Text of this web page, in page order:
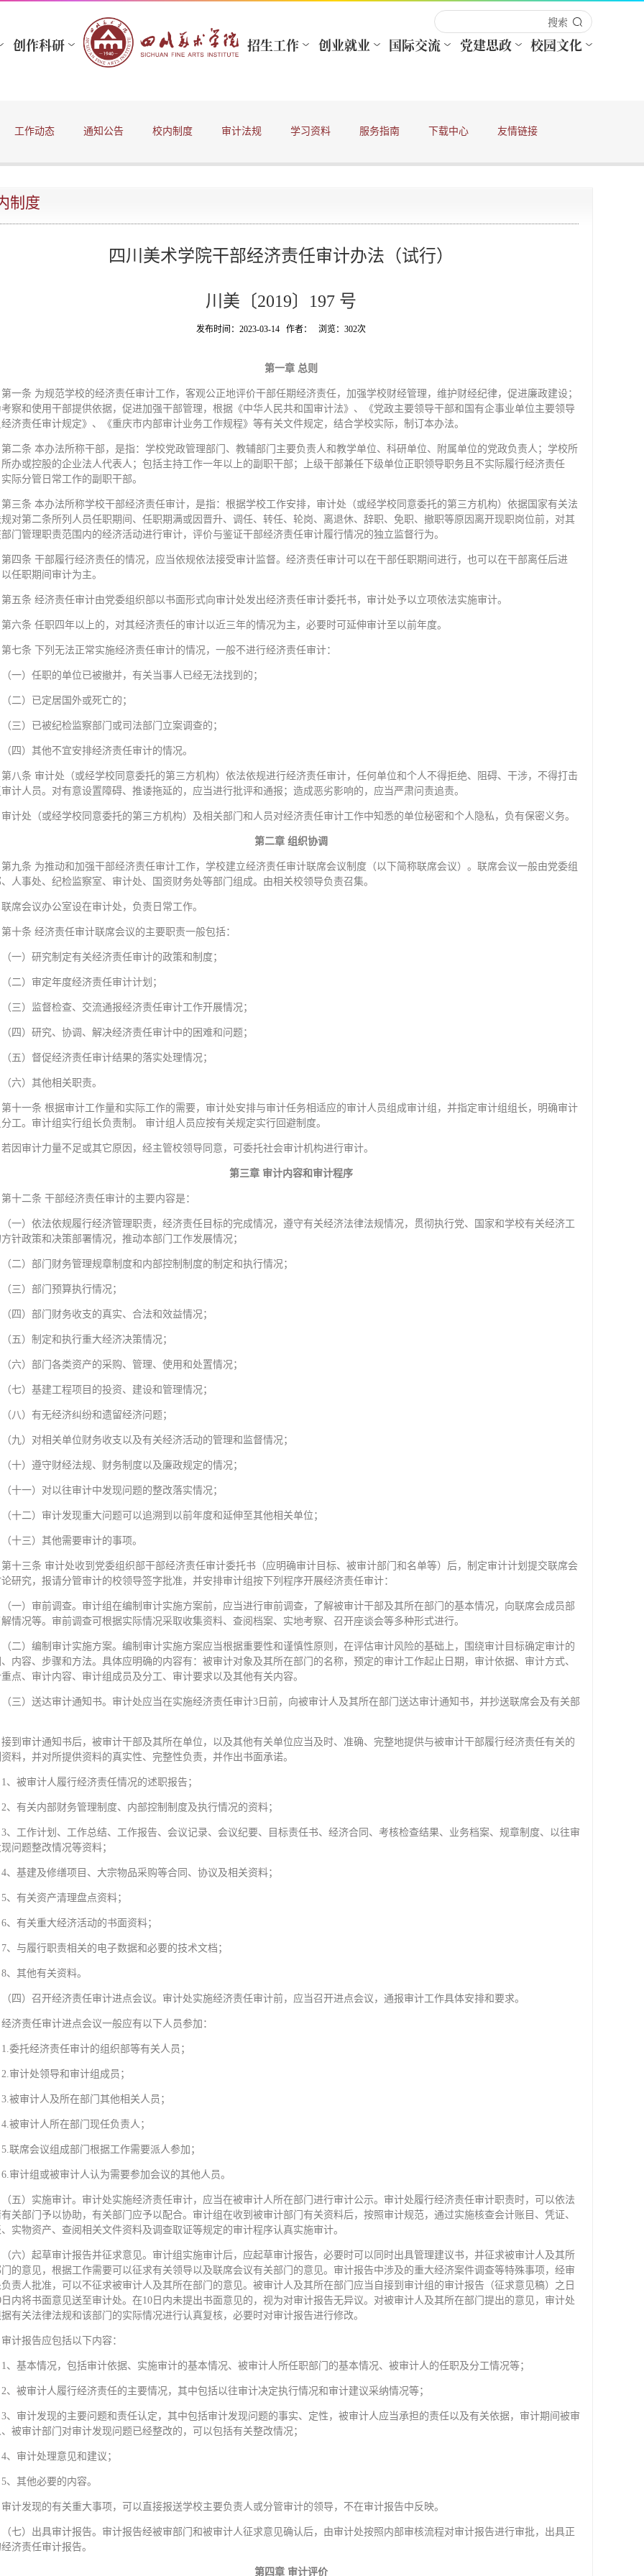
工作动态 通知公告 校内制度 审计法规 学习资料 服务指南 下载中心 友情链接
制度
四川美术学院干部经济责任审计办法（试行）
川美〔2019〕197 号
发布时间：2023-03-14 作者： 浏览： 302次
第一章 总则
第一条 为规范学校的经济责任审计工作，客观公正地评价干部任期经济责任，加强学校财经管理，维护财经纪律，促进廉政建设；
察和使用干部提供依据，促进加强干部管理，根据《中华人民共和国审计法》、《党政主要领导干部和国有企事业单位主要领导
济责任审计规定》、《重庆市内部审计业务工作规程》等有关文件规定，结合学校实际，制订本办法。
第二条 本办法所称干部，是指：学校党政管理部门、教辅部门主要负责人和教学单位、科研单位、附属单位的党政负责人；学校所
办或控股的企业法人代表人；包括主持工作一年以上的副职干部；上级干部兼任下级单位正职领导职务且不实际履行经济责任
际分管日常工作的副职干部。
第三条 本办法所称学校干部经济责任审计，是指：根据学校工作安排，审计处（或经学校同意委托的第三方机构）依据国家有关法
对第二条所列人员任职期间、任职期满或因晋升、调任、转任、轮岗、离退休、辞职、免职、撤职等原因离开现职岗位前，对其
门管理职责范围内的经济活动进行审计，评价与鉴证干部经济责任审计履行情况的独立监督行为。
第四条 干部履行经济责任的情况，应当依规依法接受审计监督。经济责任审计可以在干部任职期间进行，也可以在干部离任后进
任职期间审计为主。
第五条 经济责任审计由党委组织部以书面形式向审计处发出经济责任审计委托书，审计处予以立项依法实施审计。
第六条 任职四年以上的，对其经济责任的审计以近三年的情况为主，必要时可延伸审计至以前年度。
第七条 下列无法正常实施经济责任审计的情况，一般不进行经济责任审计：
（一）任职的单位已被撤并，有关当事人已经无法找到的；
（二）已定居国外或死亡的；
（三）已被纪检监察部门或司法部门立案调查的；
（四）其他不宜安排经济责任审计的情况。
第八条 审计处（或经学校同意委托的第三方机构）依法依规进行经济责任审计，任何单位和个人不得拒绝、阻碍、干涉，不得打击
计人员。对有意设置障碍、推诿拖延的，应当进行批评和通报；造成恶劣影响的，应当严肃问责追责。
审计处（或经学校同意委托的第三方机构）及相关部门和人员对经济责任审计工作中知悉的单位秘密和个人隐私，负有保密义务。
第二章 组织协调
第九条 为推动和加强干部经济责任审计工作，学校建立经济责任审计联席会议制度（以下简称联席会议）。联席会议一般由党委组
人事处、纪检监察室、审计处、国资财务处等部门组成。由相关校领导负责召集。
联席会议办公室设在审计处，负责日常工作。
第十条 经济责任审计联席会议的主要职责一般包括：
（一）研究制定有关经济责任审计的政策和制度；
（二）审定年度经济责任审计计划；
（三）监督检查、交流通报经济责任审计工作开展情况；
（四）研究、协调、解决经济责任审计中的困难和问题；
（五）督促经济责任审计结果的落实处理情况；
（六）其他相关职责。
第十一条 根据审计工作量和实际工作的需要，审计处安排与审计任务相适应的审计人员组成审计组，并指定审计组组长，明确审计
工。审计组实行组长负责制。 审计组人员应按有关规定实行回避制度。
若因审计力量不足或其它原因，经主管校领导同意，可委托社会审计机构进行审计。
第三章 审计内容和审计程序
第十二条 干部经济责任审计的主要内容是：
（一）依法依规履行经济管理职责，经济责任目标的完成情况，遵守有关经济法律法规情况，贯彻执行党、国家和学校有关经济工
针政策和决策部署情况，推动本部门工作发展情况；
（二）部门财务管理规章制度和内部控制制度的制定和执行情况；
（三）部门预算执行情况；
（四）部门财务收支的真实、合法和效益情况；
（五）制定和执行重大经济决策情况；
（六）部门各类资产的采购、管理、使用和处置情况；
（七）基建工程项目的投资、建设和管理情况；
（八）有无经济纠纷和遗留经济问题；
（九）对相关单位财务收支以及有关经济活动的管理和监督情况；
（十）遵守财经法规、财务制度以及廉政规定的情况；
（十一）对以往审计中发现问题的整改落实情况；
（十二）审计发现重大问题可以追溯到以前年度和延伸至其他相关单位；
（十三）其他需要审计的事项。
第十三条 审计处收到党委组织部干部经济责任审计委托书（应明确审计目标、被审计部门和名单等）后，制定审计计划提交联席会
研究，报请分管审计的校领导签字批准，并安排审计组按下列程序开展经济责任审计：
（一）审前调查。审计组在编制审计实施方案前，应当进行审前调查，了解被审计干部及其所在部门的基本情况，向联席会成员部
情况等。审前调查可根据实际情况采取收集资料、查阅档案、实地考察、召开座谈会等多种形式进行。
（二）编制审计实施方案。编制审计实施方案应当根据重要性和谨慎性原则，在评估审计风险的基础上，围绕审计目标确定审计的
内容、步骤和方法。具体应明确的内容有：被审计对象及其所在部门的名称，预定的审计工作起止日期，审计依据、审计方式、
点、审计内容、审计组成员及分工、审计要求以及其他有关内容。
（三）送达审计通知书。审计处应当在实施经济责任审计3日前，向被审计人及其所在部门送达审计通知书，并抄送联席会及有关部
接到审计通知书后，被审计干部及其所在单位，以及其他有关单位应当及时、准确、完整地提供与被审计干部履行经济责任有关的
料，并对所提供资料的真实性、完整性负责，并作出书面承诺。
1、被审计人履行经济责任情况的述职报告；
2、有关内部财务管理制度、内部控制制度及执行情况的资料；
3、工作计划、工作总结、工作报告、会议记录、会议纪要、目标责任书、经济合同、考核检查结果、业务档案、规章制度、以往审
问题整改情况等资料；
4、基建及修缮项目、大宗物品采购等合同、协议及相关资料；
5、有关资产清理盘点资料；
6、有关重大经济活动的书面资料；
7、与履行职责相关的电子数据和必要的技术文档；
8、其他有关资料。
（四）召开经济责任审计进点会议。审计处实施经济责任审计前，应当召开进点会议，通报审计工作具体安排和要求。
经济责任审计进点会议一般应有以下人员参加：
1.委托经济责任审计的组织部等有关人员；
2.审计处领导和审计组成员；
3.被审计人及所在部门其他相关人员；
4.被审计人所在部门现任负责人；
5.联席会议组成部门根据工作需要派人参加；
6.审计组或被审计人认为需要参加会议的其他人员。
（五）实施审计。审计处实施经济责任审计，应当在被审计人所在部门进行审计公示。审计处履行经济责任审计职责时，可以依法
关部门予以协助，有关部门应予以配合。审计组在收到被审计部门有关资料后，按照审计规范，通过实施核查会计账目、凭证、
实物资产、查阅相关文件资料及调查取证等规定的审计程序认真实施审计。
（六）起草审计报告并征求意见。审计组实施审计后，应起草审计报告，必要时可以同时出具管理建议书，并征求被审计人及其所
的意见，根据工作需要可以征求有关领导以及联席会议有关部门的意见。审计报告中涉及的重大经济案件调查等特殊事项，经审
责人批准，可以不征求被审计人及其所在部门的意见。被审计人及其所在部门应当自接到审计组的审计报告（征求意见稿）之日
日内将书面意见送至审计处。在10日内未提出书面意见的，视为对审计报告无异议。对被审计人及其所在部门提出的意见，审计处
有关法律法规和该部门的实际情况进行认真复核，必要时对审计报告进行修改。
审计报告应包括以下内容：
1、基本情况，包括审计依据、实施审计的基本情况、被审计人所任职部门的基本情况、被审计人的任职及分工情况等；
2、被审计人履行经济责任的主要情况，其中包括以往审计决定执行情况和审计建议采纳情况等；
3、审计发现的主要问题和责任认定，其中包括审计发现问题的事实、定性，被审计人应当承担的责任以及有关依据，审计期间被审
被审计部门对审计发现问题已经整改的，可以包括有关整改情况；
4、审计处理意见和建议；
5、其他必要的内容。
审计发现的有关重大事项，可以直接报送学校主要负责人或分管审计的领导，不在审计报告中反映。
（七）出具审计报告。审计报告经被审部门和被审计人征求意见确认后，由审计处按照内部审核流程对审计报告进行审批，出具正
济责任审计报告。
第四章 审计评价